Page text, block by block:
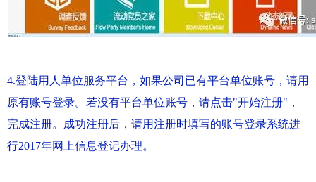
4.登陆用人单位服务平台，如果公司已有平台单位账号，请用
原有账号登录。若没有平台单位账号，请点击"开始注册"，
完成注册。成功注册后，请用注册时填写的账号登录系统进
行2017年网上信息登记办理。